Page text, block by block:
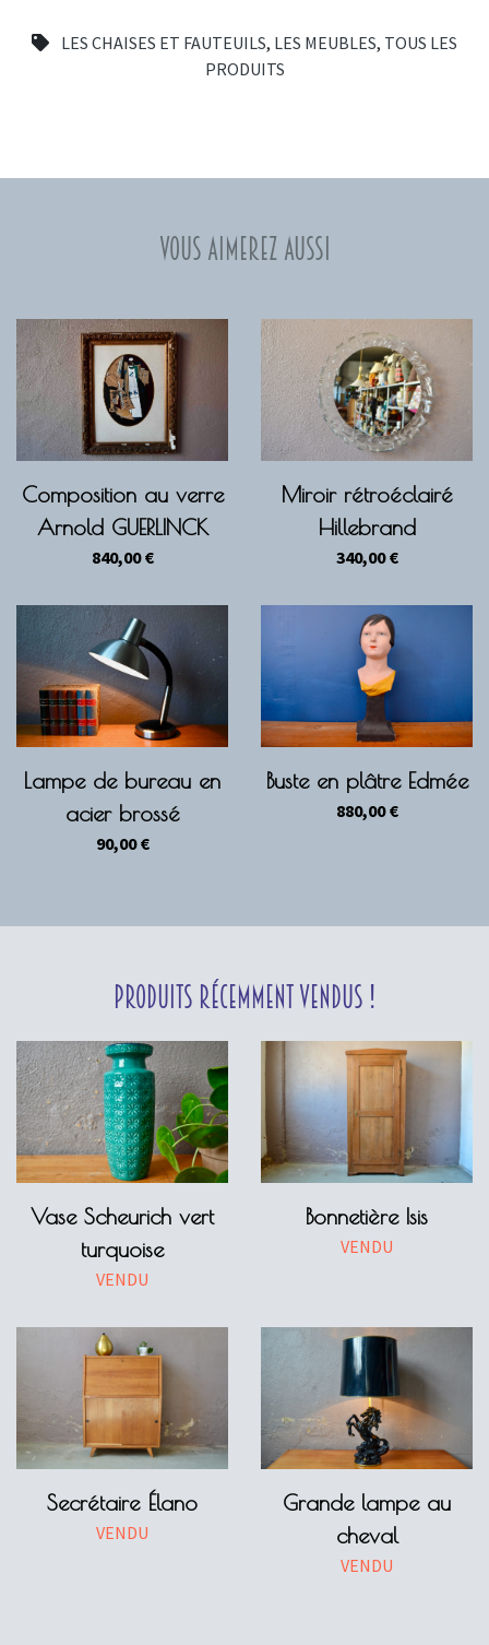
LES CHAISES ET FAUTEUILS, LES MEUBLES, TOUS LES
PRODUITS
Vous aimerez aussi
Composition au verre
Arnold GUERLINCK
840,00€
Miroir rétroéclairé
Hillebrand
340,00€
Lampe de bureau en
acier brossé
90,00€
Buste en plâtre Edmée
880,00€
Produits récemment vendus !
Vase Scheurich vert
turquoise
VENDU
Bonnetière Isis
VENDU
Secrétaire Élano
VENDU
Grande lampe au
cheval
VENDU